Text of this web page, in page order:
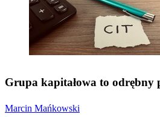
Grupa kapitałowa to
Marcin Mańkowski